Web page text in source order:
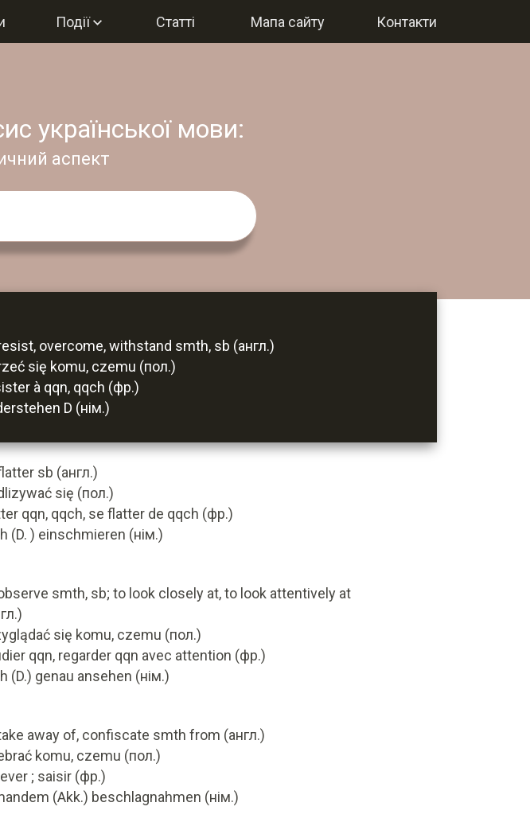
Події Статті Мапа сайту Контакти
української мови:
аспект
overcome, withstand smth, sb (англ.)
się komu, czemu (пол.)
à qqn, qqch (фр.)
D (нім.)
sb (англ.)
się (пол.)
qqn, qqch, se flatter de qqch (фр.)
(D. ) einschmieren (нім.)
smth, sb; to look closely at, to look attentively at
się komu, czemu (пол.)
qqn, regarder qqn avec attention (фр.)
(D.) genau ansehen (нім.)
away of, confiscate smth from (англ.)
komu, czemu (пол.)
; saisir (фр.)
(Akk.) beschlagnahmen (нім.)